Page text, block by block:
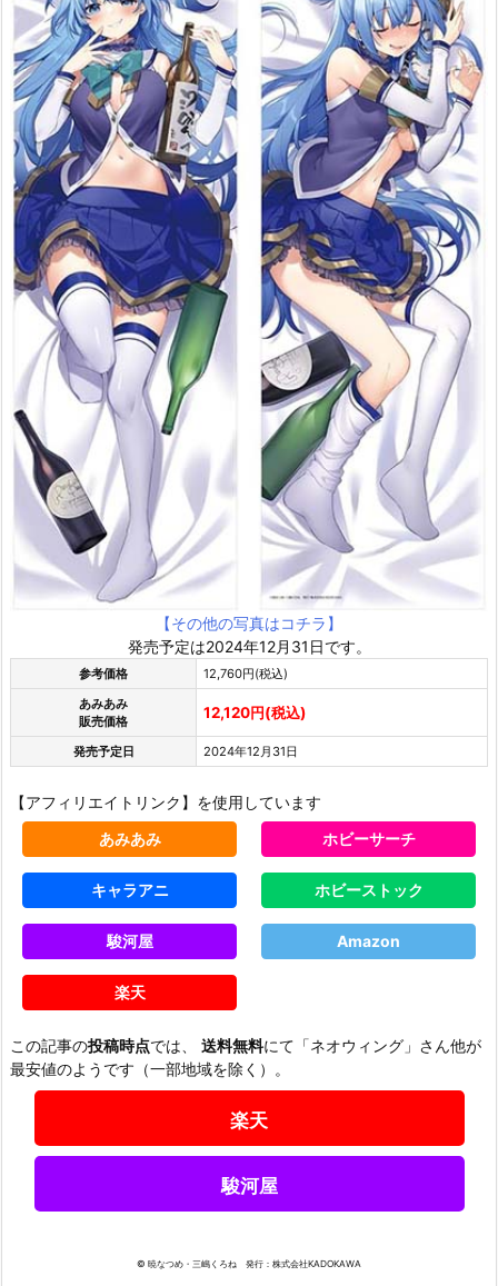
【その他の写真はコチラ】
発売予定は2024年12月31日です。
参考価格
12,760円(税込)
あみあみ
販売価格
12,120円(税込)
発売予定日 2024年12月31日
【アフィリエイトリンク】を使用しています
あみあみ
ホビーサーチ
キャラアニ ホビーストック
駿河屋 Amazon
楽天
この記事の投稿時点では、 送料無料にて「ネオウィング」さん他が
最安値のようです（一部地域を除く）。
楽天
駿河屋
© 暁なつめ・三嶋くろね 発行：株式会社KADOKAWA